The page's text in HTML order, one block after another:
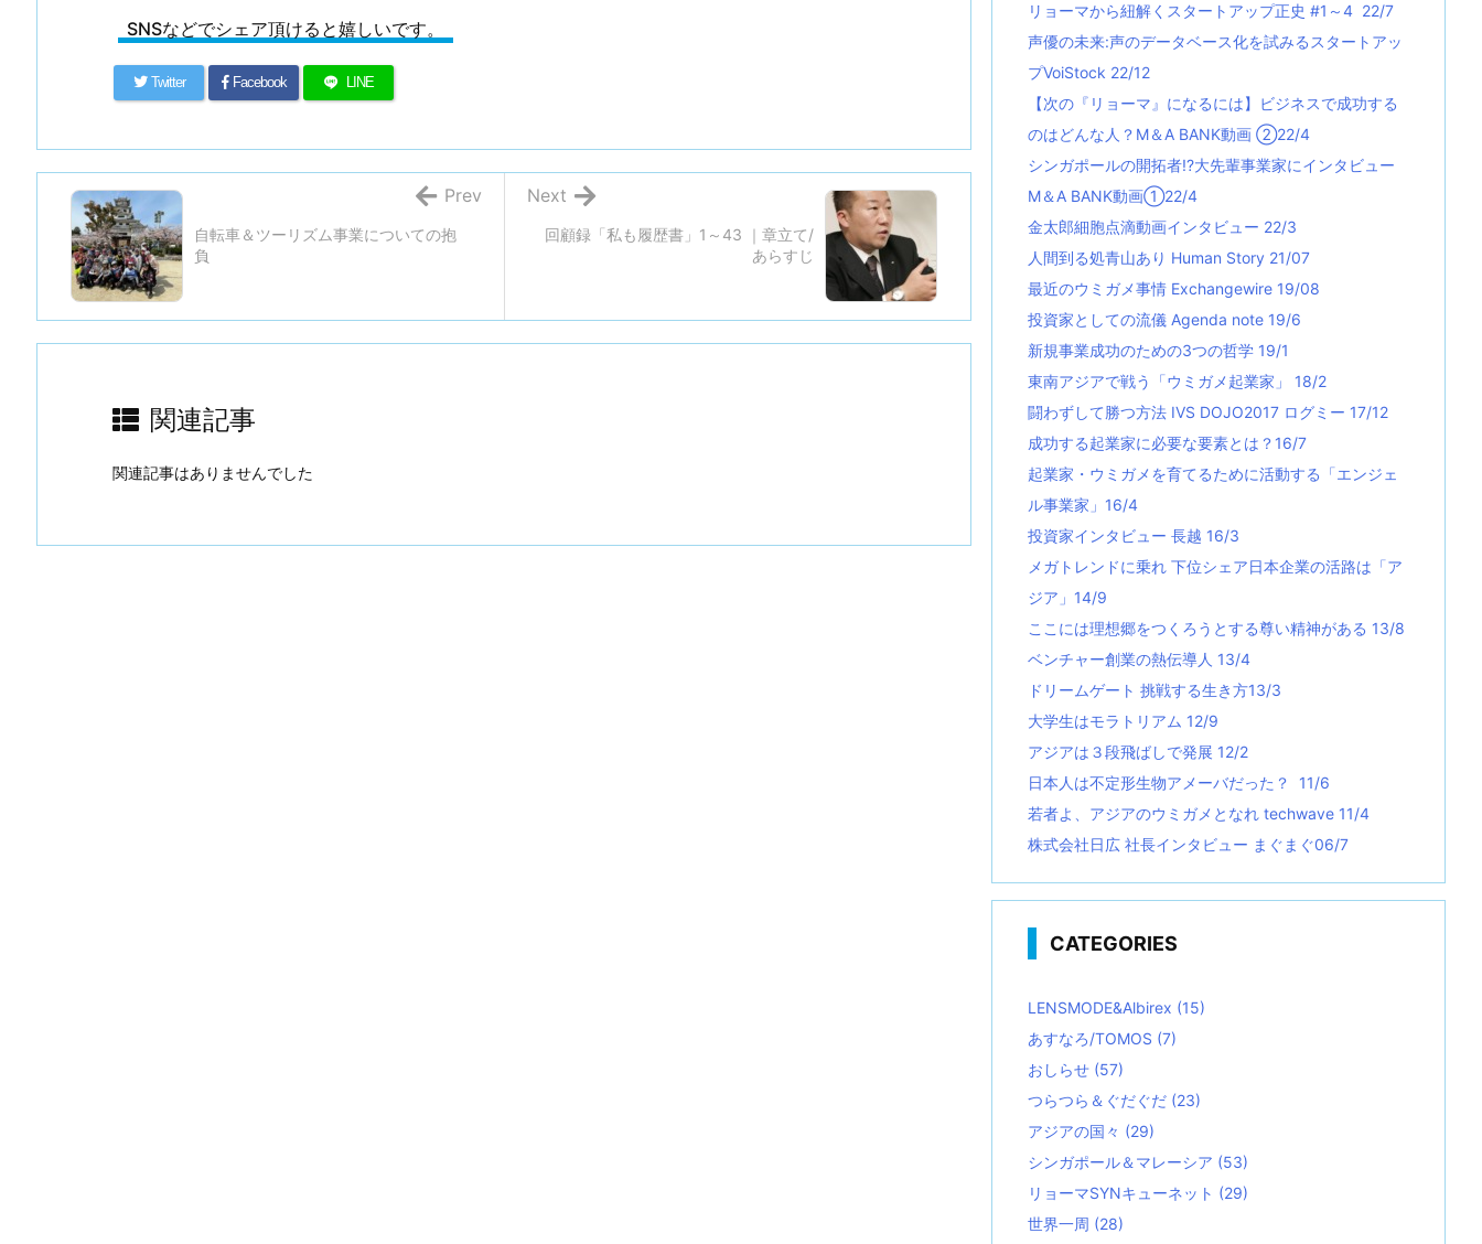
SNSなどでシェア頂けると嬉しいです。
Twitter Facebook LINE
回顧録「私も履歴書」1～43 ｜章立て/
あらすじ
Next
自転車＆ツーリズム事業についての抱
負
Prev
関連記事
関連記事はありませんでした
リョーマから紐解くスタートアップ正史 #1～4 22/7
声優の未来:声のデータベース化を試みるスタートアッ
プVoiStock 22/12
【次の『リョーマ』になるには】ビジネスで成功する
のはどんな人？M＆A BANK動画 ②22/4
シンガポールの開拓者!?大先輩事業家にインタビュー
M＆A BANK動画①22/4
金太郎細胞点滴動画インタビュー 22/3
人間到る処青山あり Human Story 21/07
最近のウミガメ事情 Exchangewire 19/08
投資家としての流儀 Agenda note 19/6
新規事業成功のための3つの哲学 19/1
東南アジアで戦う「ウミガメ起業家」 18/2
闘わずして勝つ方法 IVS DOJO2017 ログミー 17/12
成功する起業家に必要な要素とは？16/7
起業家・ウミガメを育てるために活動する「エンジェ
ル事業家」16/4
投資家インタビュー 長越 16/3
メガトレンドに乗れ 下位シェア日本企業の活路は「ア
ジア」14/9
ここには理想郷をつくろうとする尊い精神がある 13/8
ベンチャー創業の熱伝導人 13/4
ドリームゲート 挑戦する生き方13/3
大学生はモラトリアム 12/9
アジアは３段飛ばしで発展 12/2
日本人は不定形生物アメーバだった？ 11/6
若者よ、アジアのウミガメとなれ techwave 11/4
株式会社日広 社長インタビュー まぐまぐ06/7
CATEGORIES
LENSMODE&Albirex (15)
あすなろ/TOMOS (7)
おしらせ (57)
つらつら＆ぐだぐだ (23)
アジアの国々 (29)
シンガポール＆マレーシア (53)
リョーマSYNキューネット (29)
世界一周 (28)